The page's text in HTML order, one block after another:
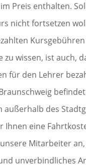
Preis enthalten.
nicht fortsetzen
zu wissen, ist auch,
für den Lehrer
außerhalb des
Ihnen eine
Mitarbeiter
unverbindliches